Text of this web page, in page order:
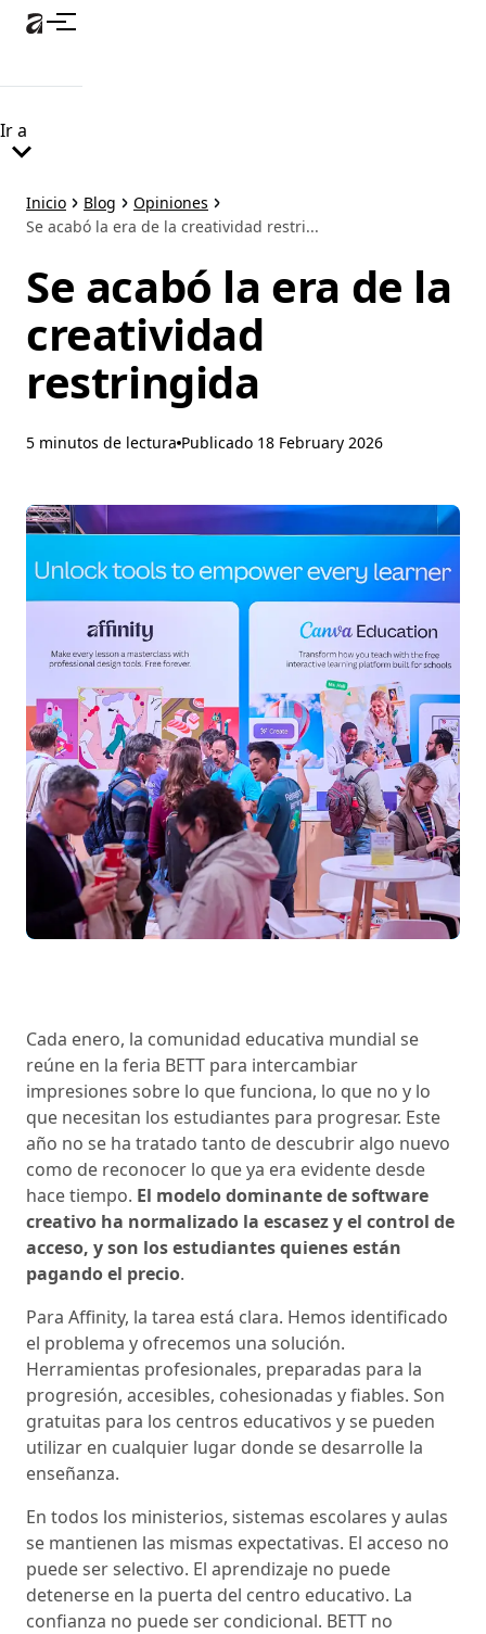
principal
Ir a
Inicio Blog
Opiniones
Se acabó la era de la creatividad restri...
Se acabó la era de la
creatividad
restringida
5 minutos de lectura Publicado 18 February 2026
Cada enero, la comunidad educativa mundial se
reúne en la feria BETT para intercambiar
impresiones sobre lo que funciona, lo que no y lo
que necesitan los estudiantes para progresar. Este
año no se ha tratado tanto de descubrir algo nuevo
como de reconocer lo que ya era evidente desde
hace tiempo. El modelo dominante de software
creativo ha normalizado la escasez y el control de
acceso, y son los estudiantes quienes están
pagando el precio.
Para Affinity, la tarea está clara. Hemos identificado
el problema y ofrecemos una solución.
Herramientas profesionales, preparadas para la
progresión, accesibles, cohesionadas y fiables. Son
gratuitas para los centros educativos y se pueden
utilizar en cualquier lugar donde se desarrolle la
enseñanza.
En todos los ministerios, sistemas escolares y aulas
se mantienen las mismas expectativas. El acceso no
puede ser selectivo. El aprendizaje no puede
detenerse en la puerta del centro educativo. La
confianza no puede ser condicional. BETT no